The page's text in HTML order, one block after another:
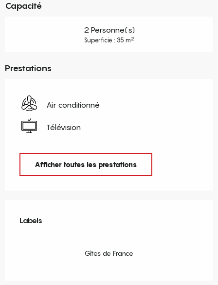
Capacité
2 Personne(s)
Superficie : 35 m2
Prestations
Air conditionné
Télévision
Afficher toutes les prestations
Labels
Labels
Gîtes de France